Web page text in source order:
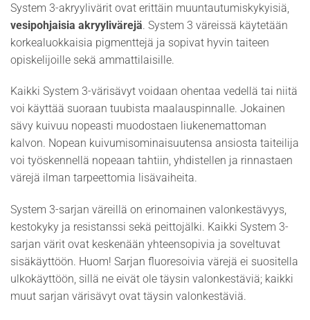
System 3-akryylivärit ovat erittäin muuntautumiskykyisiä,
vesipohjaisia akryylivärejä. System 3 väreissä käytetään
korkealuokkaisia pigmenttejä ja sopivat hyvin taiteen
opiskelijoille sekä ammattilaisille.
Kaikki System 3-värisävyt voidaan ohentaa vedellä tai niitä
voi käyttää suoraan tuubista maalauspinnalle. Jokainen
sävy kuivuu nopeasti muodostaen liukenemattoman
kalvon. Nopean kuivumisominaisuutensa ansiosta taiteilija
voi työskennellä nopeaan tahtiin, yhdistellen ja rinnastaen
värejä ilman tarpeettomia lisävaiheita.
System 3-sarjan väreillä on erinomainen valonkestävyys,
kestokyky ja resistanssi sekä peittojälki. Kaikki System 3-
sarjan värit ovat keskenään yhteensopivia ja soveltuvat
sisäkäyttöön. Huom! Sarjan fluoresoivia värejä ei suositella
ulkokäyttöön, sillä ne eivät ole täysin valonkestäviä; kaikki
muut sarjan värisävyt ovat täysin valonkestäviä.